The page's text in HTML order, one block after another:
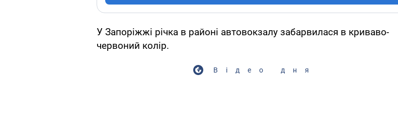
У Запоріжжі річка в районі автовокзалу забарвилася в криваво-
червоний колір.
Відео дня